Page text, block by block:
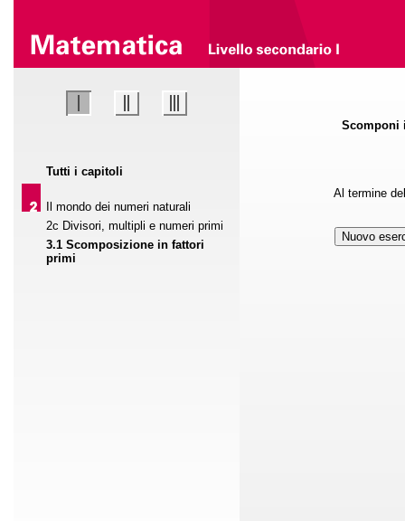
Tutti i capitoli
Il mondo dei numeri naturali
2c Divisori, multipli e numeri primi
3.1 Scomposizione in fattori
primi
Scomponi
Al termine